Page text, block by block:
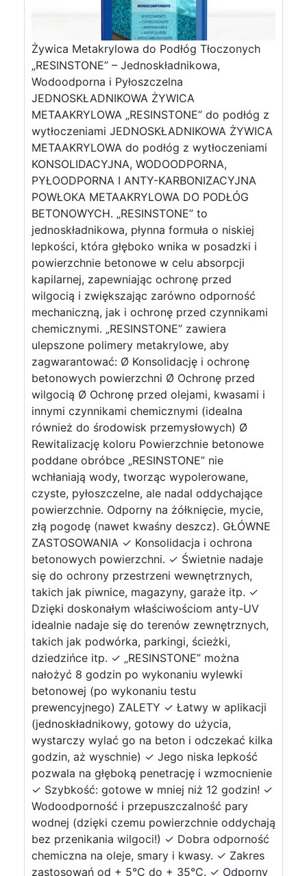
Żywica Metakrylowa do Podłóg Tłoczonych
„RESINSTONE” – Jednoskładnikowa,
Wodoodporna i Pyłoszczelna
JEDNOSKŁADNIKOWA ŻYWICA
METAAKRYLOWA „RESINSTONE” do podłóg z
wytłoczeniami JEDNOSKŁADNIKOWA ŻYWICA
METAAKRYLOWA do podłóg z wytłoczeniami
KONSOLIDACYJNA, WODOODPORNA,
PYŁOODPORNA I ANTY-KARBONIZACYJNA
POWŁOKA METAAKRYLOWA DO PODŁÓG
BETONOWYCH. „RESINSTONE” to
jednoskładnikowa, płynna formuła o niskiej
lepkości, która głęboko wnika w posadzki i
powierzchnie betonowe w celu absorpcji
kapilarnej, zapewniając ochronę przed
wilgocią i zwiększając zarówno odporność
mechaniczną, jak i ochronę przed czynnikami
chemicznymi. „RESINSTONE” zawiera
ulepszone polimery metakrylowe, aby
zagwarantować: Ø Konsolidację i ochronę
betonowych powierzchni Ø Ochronę przed
wilgocią Ø Ochronę przed olejami, kwasami i
innymi czynnikami chemicznymi (idealna
również do środowisk przemysłowych) Ø
Rewitalizację koloru Powierzchnie betonowe
poddane obróbce „RESINSTONE” nie
wchłaniają wody, tworząc wypolerowane,
czyste, pyłoszczelne, ale nadal oddychające
powierzchnie. Odporny na żółknięcie, mycie,
złą pogodę (nawet kwaśny deszcz). GŁÓWNE
ZASTOSOWANIA ✓ Konsolidacja i ochrona
betonowych powierzchni. ✓ Świetnie nadaje
się do ochrony przestrzeni wewnętrznych,
takich jak piwnice, magazyny, garaże itp. ✓
Dzięki doskonałym właściwościom anty-UV
idealnie nadaje się do terenów zewnętrznych,
takich jak podwórka, parkingi, ścieżki,
dziedzińce itp. ✓ „RESINSTONE” można
nałożyć 8 godzin po wykonaniu wylewki
betonowej (po wykonaniu testu
prewencyjnego) ZALETY ✓ Łatwy w aplikacji
(jednoskładnikowy, gotowy do użycia,
wystarczy wylać go na beton i odczekać kilka
godzin, aż wyschnie) ✓ Jego niska lepkość
pozwala na głęboką penetrację i wzmocnienie
✓ Szybkość: gotowe w mniej niż 12 godzin! ✓
Wodoodporność i przepuszczalność pary
wodnej (dzięki czemu powierzchnie oddychają
bez przenikania wilgoci!) ✓ Dobra odporność
chemiczna na oleje, smary i kwasy. ✓ Zakres
zastosowań od + 5°C do + 35°C. ✓ Odporny